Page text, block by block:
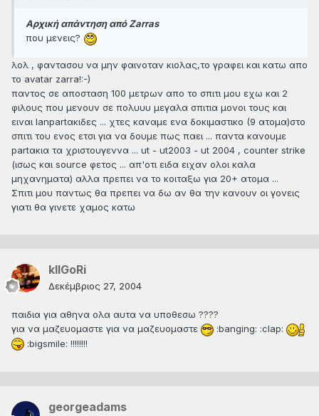
Αρχική απάντηση από Zarras
που μενεις?
λολ , φαντασου να μην φαινοταν κιολας,το γραφει και κατω απο
το avatar zarra!:-)
παντος σε αποσταση 100 μετρων απο το σπιτι μου εχω και 2
φιλους που μενουν σε πολυυυ μεγαλα σπιτια μονοι τους και
ειναι lanpartακιδες ... χτες καναμε ενα δοκιμαστικο (9 ατομα)στο
σπιτι του ενος ετσι για να δουμε πως παει ... παντα κανουμε
partακια τα χριστουγεννα ... ut - ut2003 - ut 2004 , counter strike
(ισως και source φετος ... απ'οτι ειδα ειχαν ολοι καλα
μηχανηματα) αλλα πρεπει να το κοιταξω για 20+ ατομα ...
Σπιτι μου παντως θα πρεπει να δω αν θα την κανουν οι γονεις
γιατι θα γινετε χαμος κατω
kIlGoRi
Δεκέμβριος 27, 2004
παιδια για αθηνα ολα αυτα να υποθεσω ????
για να μαζευομαστε για να μαζευομαστε
:banging: :clap:
:bigsmile: !!!!!!!!
georgeadams